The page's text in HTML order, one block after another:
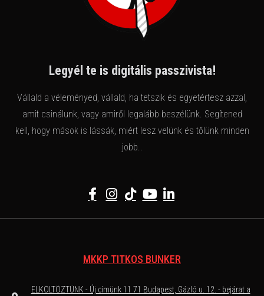
Legyél te is digitális passzivista!
Vállald a véleményed, vállald, ha tetszik és egyetértesz azzal,
amit csinálunk, vagy amiről legalább beszélünk. Segítened
kell, hogy mások is lássák, miért lesz velünk és tőlünk minden
jobb..
MKKP TITKOS BUNKER
ELKÖLTÖZTÜNK - Új címünk 11 71 Budapest, Gázló u. 12. - bejárat a